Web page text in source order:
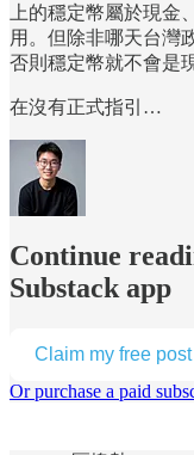
上的穩定幣屬於現
用。但除非哪天台灣
否則穩定幣就不會是
在沒有正式指引…
Continue
Substack app
Claim my free post
Or purchase a paid